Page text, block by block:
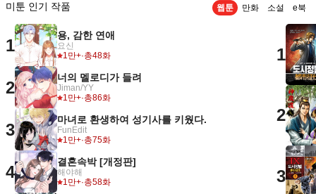
미툰 인기 작품 웹툰 만화 소설 e북
1
용, 감한 연애
요신
1만+·총48화
2
너의 멜로디가 들려
Jiman/YY
1만+·총86화
3
마녀로 환생하여 성기사를 키웠다.
FunEdit
1만+·총75화
4
결혼속박 [개정판]
해야해
1만+·총58화
1
2
3